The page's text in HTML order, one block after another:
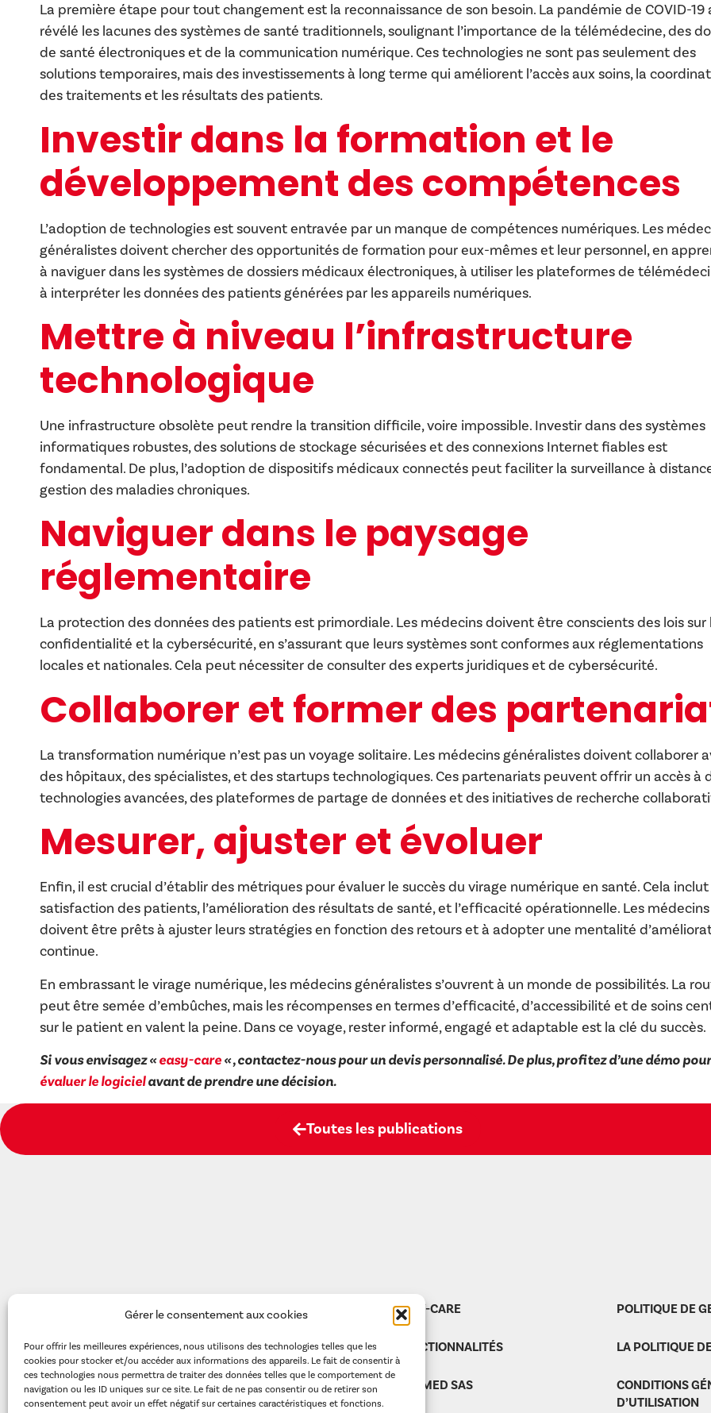
Gérer le consentement aux cookies
Pour offrir les meilleures expériences, nous utilisons des technologies telles que les
cookies pour stocker et/ou accéder aux informations des appareils. Le fait de consentir à
ces technologies nous permettra de traiter des données telles que le comportement de
navigation ou les ID uniques sur ce site. Le fait de ne pas consentir ou de retirer son
consentement peut avoir un effet négatif sur certaines caractéristiques et fonctions.
La première étape pour tout changement est la reconnaissance de son besoin. La pandémie de COVID-19
révélé les lacunes des systèmes de santé traditionnels, soulignant l’importance de la télémédecine, des
de santé électroniques et de la communication numérique. Ces technologies ne sont pas seulement des
solutions temporaires, mais des investissements à long terme qui améliorent l’accès aux soins, la
des traitements et les résultats des patients.
Investir dans la formation et le
développement des compétences
L’adoption de technologies est souvent entravée par un manque de compétences numériques. Les
généralistes doivent chercher des opportunités de formation pour eux-mêmes et leur personnel, en
à naviguer dans les systèmes de dossiers médicaux électroniques, à utiliser les plateformes de
à interpréter les données des patients générées par les appareils numériques.
Mettre à niveau l’infrastructure
technologique
Une infrastructure obsolète peut rendre la transition difficile, voire impossible. Investir dans des systèmes
informatiques robustes, des solutions de stockage sécurisées et des connexions Internet fiables est
fondamental. De plus, l’adoption de dispositifs médicaux connectés peut faciliter la surveillance à
gestion des maladies chroniques.
Naviguer dans le paysage
réglementaire
La protection des données des patients est primordiale. Les médecins doivent être conscients des lois sur
confidentialité et la cybersécurité, en s’assurant que leurs systèmes sont conformes aux réglementations
locales et nationales. Cela peut nécessiter de consulter des experts juridiques et de cybersécurité.
Collaborer et former des
La transformation numérique n’est pas un voyage solitaire. Les médecins généralistes doivent collaborer
des hôpitaux, des spécialistes, et des startups technologiques. Ces partenariats peuvent offrir un accès à
technologies avancées, des plateformes de partage de données et des initiatives de recherche
Mesurer, ajuster et évoluer
Enfin, il est crucial d’établir des métriques pour évaluer le succès du virage numérique en santé. Cela inclut
satisfaction des patients, l’amélioration des résultats de santé, et l’efficacité opérationnelle. Les médecins
doivent être prêts à ajuster leurs stratégies en fonction des retours et à adopter une mentalité
continue.
En embrassant le virage numérique, les médecins généralistes s’ouvrent à un monde de possibilités. La
peut être semée d’embûches, mais les récompenses en termes d’efficacité, d’accessibilité et de soins
sur le patient en valent la peine. Dans ce voyage, rester informé, engagé et adaptable est la clé du succès.
Si vous envisagez «easy-care« , contactez-nous pour un devis personnalisé. De plus, profitez d’une démo pour
évaluer le logicielavant de prendre une décision.
Toutes les publications
Editeur de logiciels médicaux
EASY-CARE
FONCTIONNALITÉS
CALIMED SAS
POLITIQUE DE
LA POLITIQUE
CONDITIONS
D’UTILISATION